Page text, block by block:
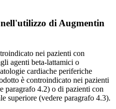
di Augmentin
nei pazienti con
agenti beta-lattamici o
cardiache periferiche
è controindicato nei pazienti
paragrafo 4.2) o di pazienti con
superiore (vedere paragrafo 4.3).